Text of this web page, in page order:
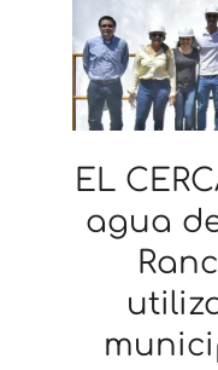
EL
agua